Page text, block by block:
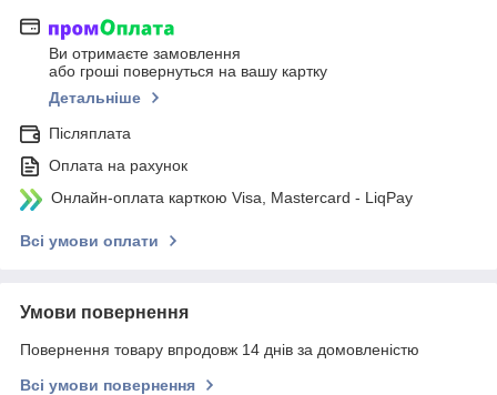
Ви отримаєте замовлення
або гроші повернуться на вашу картку
Детальніше
Післяплата
Оплата на рахунок
Онлайн-оплата карткою Visa, Mastercard - LiqPay
Всі умови оплати
Умови повернення
Повернення товару впродовж 14 днів за домовленістю
Всі умови повернення